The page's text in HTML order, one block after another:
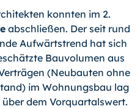
konnten im 2.
abschließen. Der seit rund
Aufwärtstrend hat sich
Bauvolumen aus
(Neubauten ohne
im Wohnungsbau lag
dem Vorquartalswert.